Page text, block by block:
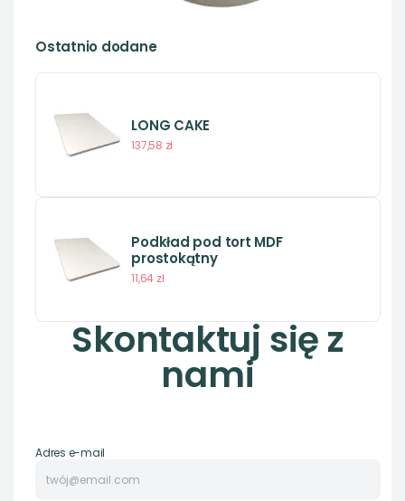
Ostatnio dodane
LONG CAKE
137,58 zł
Podkład pod tort MDF
prostokątny
11,64 zł
Skontaktuj się z
nami
Adres e-mail